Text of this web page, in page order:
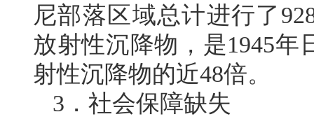
尼部落区域总计进行了
放射性沉降物，是1945
射性沉降物的近48倍。
3．社会保障缺失